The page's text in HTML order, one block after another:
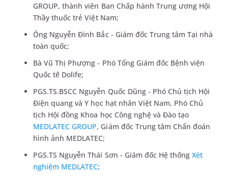
GROUP, thành viên Ban Chấp hành Trung ương Hội
Thầy thuốc trẻ Việt Nam;
Ông Nguyễn Đình Bắc - Giám đốc Trung tâm Tại nhà
toàn quốc;
Bà Vũ Thị Phượng - Phó Tổng Giám đốc Bệnh viện
Quốc tế Dolife;
PGS.TS.BSCC Nguyễn Quốc Dũng - Phó Chủ tịch Hội
Điện quang và Y học hạt nhân Việt Nam, Phó Chủ
tịch Hội đồng Khoa học Công nghệ và Đào tạo
MEDLATEC GROUP, Giám đốc Trung tâm Chẩn đoán
hình ảnh MEDLATEC;
PGS.TS Nguyễn Thái Sơn - Giám đốc Hệ thốngXét
nghiệm MEDLATEC;